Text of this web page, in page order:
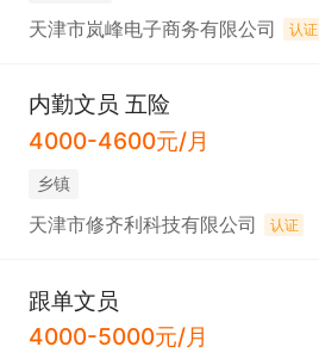
天津市岚峰电子商务有限公司 认证
内勤文员 五险
4000-4600元/月
乡镇
天津市修齐利科技有限公司 认证
跟单文员
4000-5000元/月